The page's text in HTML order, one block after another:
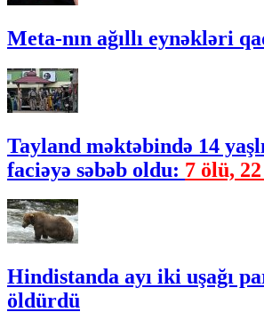
Meta-nın ağıllı eynəkləri
Tayland məktəbində 14
faciəyə səbəb oldu: 7 ölü,
Hindistanda ayı iki uşağı
öldürdü